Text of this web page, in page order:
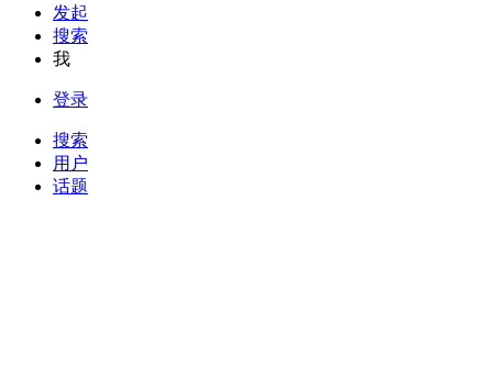
发起
搜索
我
登录
搜索
用户
话题